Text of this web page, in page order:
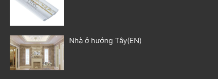
Nhà ở hướng Tây(EN)